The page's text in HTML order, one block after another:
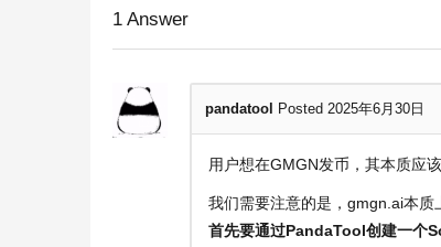
1 Answer
pandatool Posted 2025年6月30日
用户想在GMGN发币，其本质应
我们需要注意的是，gmgn.ai本质
首先要通过PandaTool创建一个